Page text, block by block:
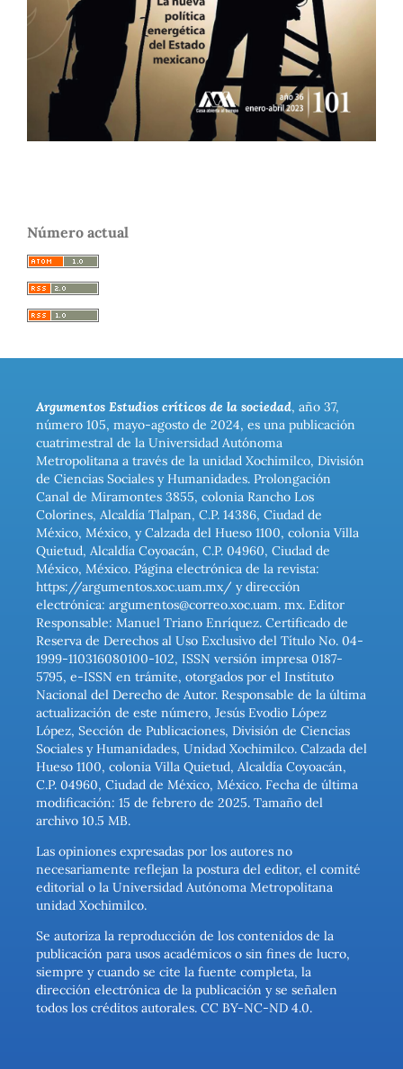
Número actual
Argumentos Estudios críticos de la sociedad, año 37,
número 105, mayo-agosto de 2024, es una publicación
cuatrimestral de la Universidad Autónoma
Metropolitana a través de la unidad Xochimilco, División
de Ciencias Sociales y Humanidades. Prolongación
Canal de Miramontes 3855, colonia Rancho Los
Colorines, Alcaldía Tlalpan, C.P. 14386, Ciudad de
México, México, y Calzada del Hueso 1100, colonia Villa
Quietud, Alcaldía Coyoacán, C.P. 04960, Ciudad de
México, México. Página electrónica de la revista:
https://argumentos.xoc.uam.mx/ y dirección
electrónica: argumentos@correo.xoc.uam. mx. Editor
Responsable: Manuel Triano Enríquez. Certificado de
Reserva de Derechos al Uso Exclusivo del Título No. 04-
1999-110316080100-102, ISSN versión impresa 0187-
5795, e-ISSN en trámite, otorgados por el Instituto
Nacional del Derecho de Autor. Responsable de la última
actualización de este número, Jesús Evodio López
López, Sección de Publicaciones, División de Ciencias
Sociales y Humanidades, Unidad Xochimilco. Calzada del
Hueso 1100, colonia Villa Quietud, Alcaldía Coyoacán,
C.P. 04960, Ciudad de México, México. Fecha de última
modificación: 15 de febrero de 2025. Tamaño del
archivo 10.5 MB.
Las opiniones expresadas por los autores no
necesariamente reflejan la postura del editor, el comité
editorial o la Universidad Autónoma Metropolitana
unidad Xochimilco.
Se autoriza la reproducción de los contenidos de la
publicación para usos académicos o sin fines de lucro,
siempre y cuando se cite la fuente completa, la
dirección electrónica de la publicación y se señalen
todos los créditos autorales. CC BY-NC-ND 4.0.